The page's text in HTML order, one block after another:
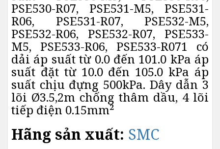
PSE530-R07, PSE531-M5, PSE531-
R06, PSE531-R07, PSE532-M5,
PSE532-R06, PSE532-R07, PSE533-
M5, PSE533-R06, PSE533-R071 có
dải áp suất từ 0.0 đến 101.0 kPa áp
suất đặt từ 10.0 đến 105.0 kPa áp
suất chịu đựng 500kPa. Dây dẫn 3
lõi Ø3.5,2m chống thâm dầu, 4 lõi
tiếp điện 0.15mm²
Hãng sản xuất: SMC